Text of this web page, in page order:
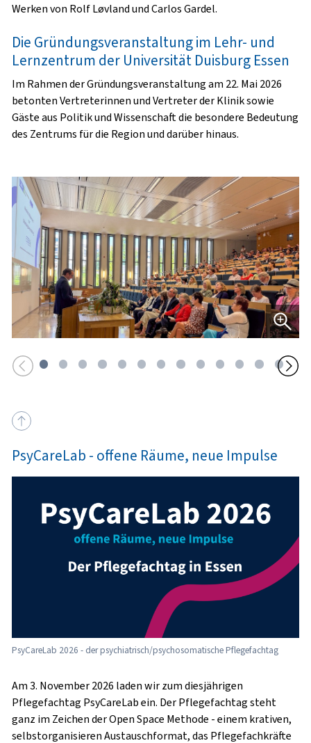
Werken von Rolf Løvland und Carlos Gardel.
Die Gründungsveranstaltung im Lehr- und
Lernzentrum der Universität Duisburg Essen
Im Rahmen der Gründungsveranstaltung am 22. Mai 2026
betonten Vertreterinnen und Vertreter der Klinik sowie
Gäste aus Politik und Wissenschaft die besondere Bedeutung
des Zentrums für die Region und darüber hinaus.
PsyCareLab - offene Räume, neue Impulse
PsyCareLab 2026 - der psychiatrisch/psychosomatische Pflegefachtag
Am 3. November 2026 laden wir zum diesjährigen
Pflegefachtag PsyCareLab ein. Der Pflegefachtag steht
ganz im Zeichen der Open Space Methode - einem krativen,
selbstorganisieren Austauschformat, das Pflegefachkräfte